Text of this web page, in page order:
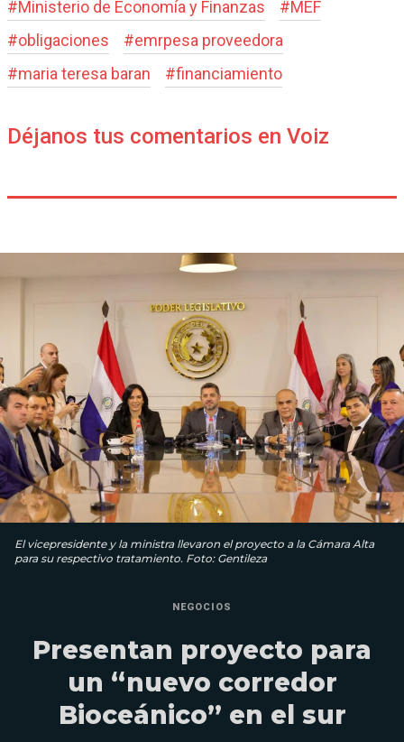
#Ministerio de Economía y Finanzas #MEF
#obligaciones #emrpesa proveedora
#maria teresa baran #financiamiento
Déjanos tus comentarios en Voiz
El vicepresidente y la ministra llevaron el proyecto a la Cámara Alta
para su respectivo tratamiento. Foto: Gentileza
NEGOCIOS
Presentan proyecto para
un “nuevo corredor
Bioceánico” en el sur